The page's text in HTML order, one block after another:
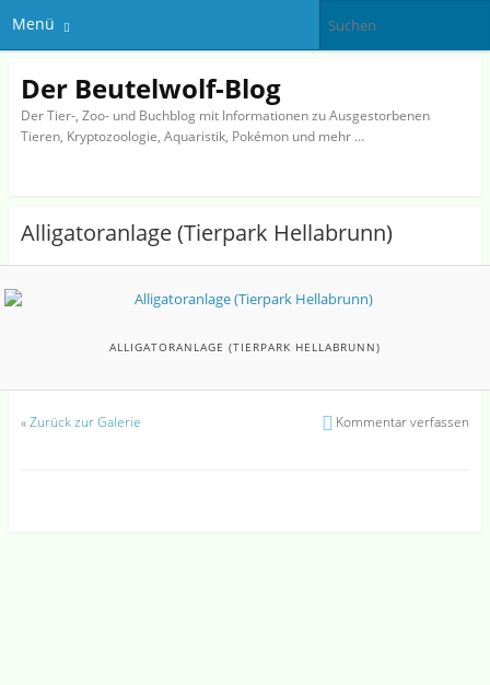
Menü
Der Beutelwolf-Blog
Der Tier-, Zoo- und Buchblog mit Informationen zu Ausgestorbenen
Tieren, Kryptozoologie, Aquaristik, Pokémon und mehr …
Alligatoranlage (Tierpark Hellabrunn)
ALLIGATORANLAGE (TIERPARK HELLABRUNN)
«Zurück zur Galerie Kommentar verfassen